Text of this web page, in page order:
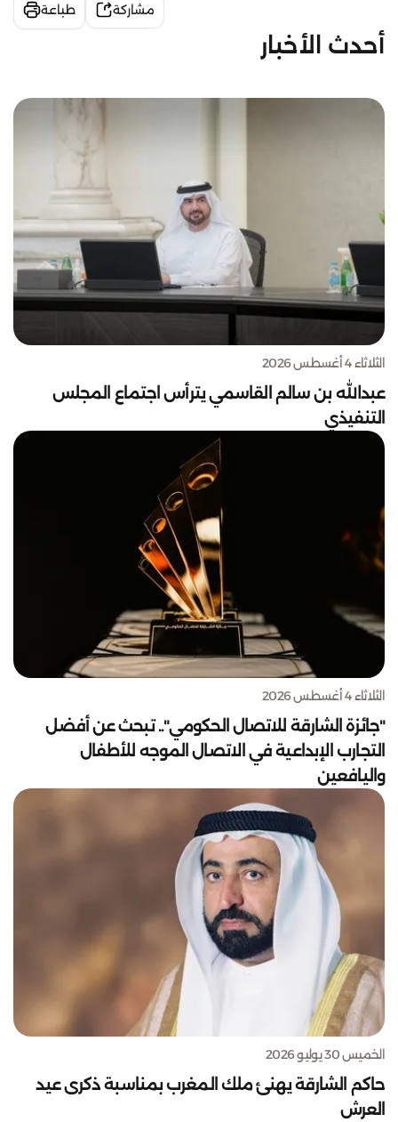
مشاركة طباعة
أحدث الأخبار
الثلاثاء 4 أغسطس 2026
عبدالله بن سالم القاسمي يترأس اجتماع المجلس
التنفيذي
الثلاثاء 4 أغسطس 2026
"جائزة الشارقة للاتصال الحكومي".. تبحث عن أفضل
التجارب الإبداعية في الاتصال الموجه للأطفال
واليافعين
الخميس 30 يوليو 2026
حاكم الشارقة يهنئ ملك المغرب بمناسبة ذكرى عيد
العرش